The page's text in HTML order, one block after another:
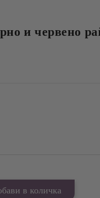
и червено